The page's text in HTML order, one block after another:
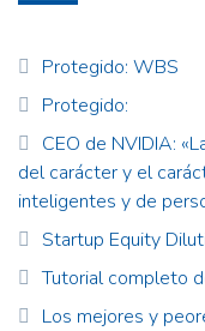
Protegido: WBS
Protegido:
CEO de NVIDIA:
del carácter y el
inteligentes y de
Startup Equity
Tutorial completo
Los mejores y